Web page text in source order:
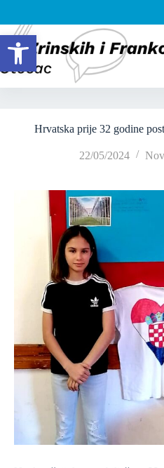
Open toolbar
Hrvatska prije 32 godine
22/05/2024